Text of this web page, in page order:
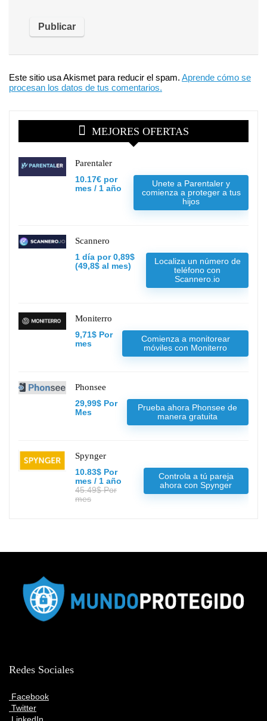
Este sitio usa Akismet para reducir el spam. Aprende cómo se
procesan los datos de tus comentarios.
MEJORES OFERTAS
Parentaler
10.17€ por
mes / 1 año
Unete a Parentaler y
comienza a proteger a tus
hijos
Scannero
1 día por 0,89$
(49,8$ al mes)
Localiza un número de
teléfono con
Scannero.io
Moniterro
9,71$ Por
mes
Comienza a monitorear
móviles con Moniterro
Phonsee
29,99$ Por
Mes
Prueba ahora Phonsee de
manera gratuita
Spynger
10.83$ Por
mes / 1 año
45.49$ Por
mes
Controla a tú pareja
ahora con Spynger
Redes Sociales
Facebook
Twitter
LinkedIn